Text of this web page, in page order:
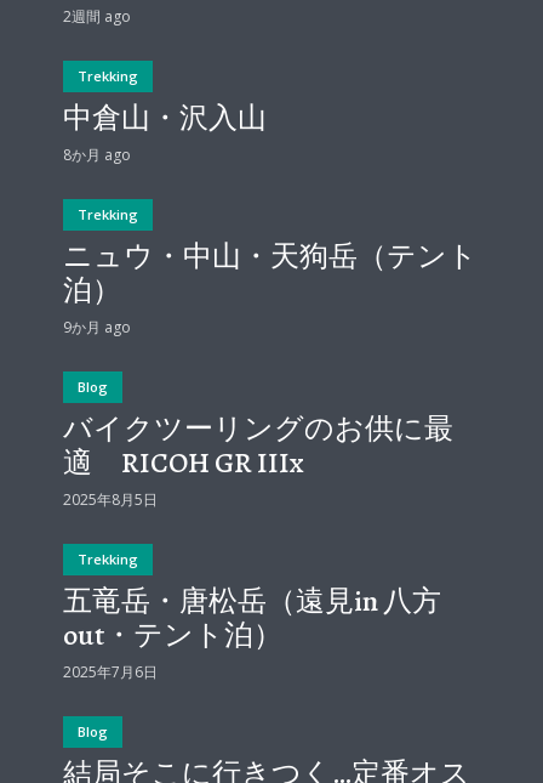
2週間 ago
Trekking
中倉山・沢入山
8か月 ago
Trekking
ニュウ・中山・天狗岳（テント
泊）
9か月 ago
Blog
バイクツーリングのお供に最
適 RICOH GR IIIx
2025年8月5日
Trekking
五竜岳・唐松岳（遠見in 八方
out・テント泊）
2025年7月6日
Blog
結局そこに行きつく…定番オス